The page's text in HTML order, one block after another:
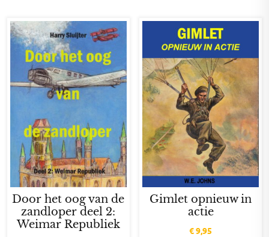
Door het oog van de
zandloper deel 2:
Weimar Republiek
Gimlet opnieuw in
actie
€9,95